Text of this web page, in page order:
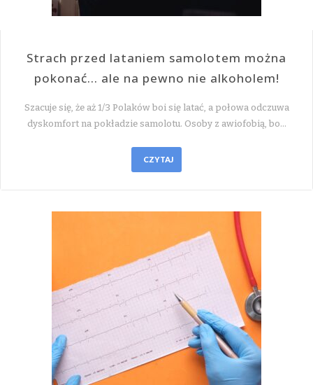
Strach przed lataniem samolotem można
pokonać… ale na pewno nie alkoholem!
Szacuje się, że aż 1/3 Polaków boi się latać, a połowa odczuwa
dyskomfort na pokładzie samolotu. Osoby z awiofobią, bo…
CZYTAJ